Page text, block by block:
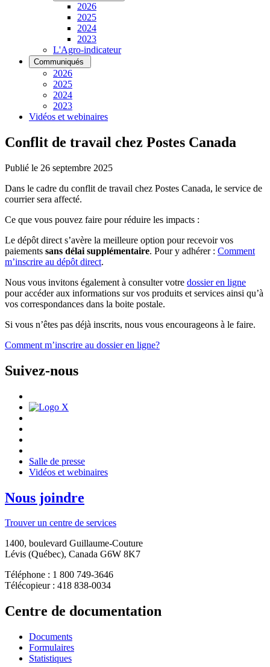
2026
2025
2024
2023
L'Agro-indicateur
Communiqués
2026
2025
2024
2023
Vidéos et webinaires
Conflit de travail chez Postes Canada
Publié le 26 septembre 2025
Dans le cadre du conflit de travail chez Postes Canada, le service de
courrier sera affecté.
Ce que vous pouvez faire pour réduire les impacts :
Le dépôt direct s’avère la meilleure option pour recevoir vos
paiements sans délai supplémentaire. Pour y adhérer : Comment
m’inscrire au dépôt direct.
Nous vous invitons également à consulter votre dossier en ligne
pour accéder aux informations sur vos produits et services ainsi qu’à
vos correspondances dans la boite postale.
Si vous n’êtes pas déjà inscrits, nous vous encourageons à le faire.
Comment m’inscrire au dossier en ligne?
Suivez-nous
Salle de presse
Vidéos et webinaires
Nous joindre
Trouver un centre de services
1400, boulevard Guillaume-Couture
Lévis (Québec), Canada G6W 8K7
Téléphone : 1 800 749-3646
Télécopieur : 418 838-0034
Centre de documentation
Documents
Formulaires
Statistiques